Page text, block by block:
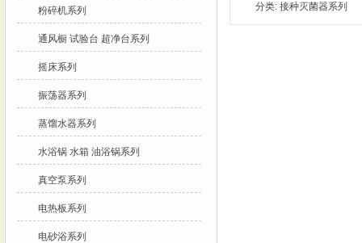
分类: 接种灭菌器系列
粉碎机系列
通风橱 试验台 超净台系列
摇床系列
振荡器系列
蒸馏水器系列
水浴锅 水箱 油浴锅系列
真空泵系列
电热板系列
电砂浴系列